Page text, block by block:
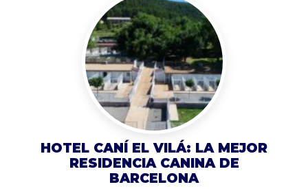
HOTEL CANÍ EL VILÁ: LA MEJOR
RESIDENCIA CANINA DE
BARCELONA